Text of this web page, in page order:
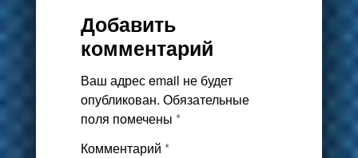
Добавить
комментарий
Ваш адрес email не будет
опубликован. Обязательные
поля помечены *
Комментарий *